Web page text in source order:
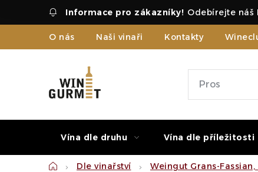
Odebírejte náš
O nás Naši vinaři Kontakty
Vína dle druhu Vína dle příležitosti
DomůDle vinařství Weingut Grans-